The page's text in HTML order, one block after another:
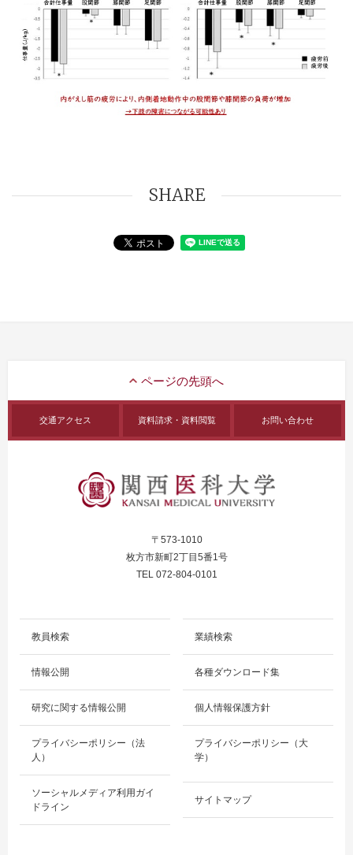
SHARE
交通アクセス 資料請求・資料閲覧 お問い合わせ
〒573-1010
枚方市新町2丁目5番1号
TEL 072-804-0101
教員検索 業績検索
情報公開 各種ダウンロード集
研究に関する情報公開 個人情報保護方針
プライバシーポリシー（法
人）
プライバシーポリシー（大
学）
ソーシャルメディア利用ガイ
ドライン
サイトマップ